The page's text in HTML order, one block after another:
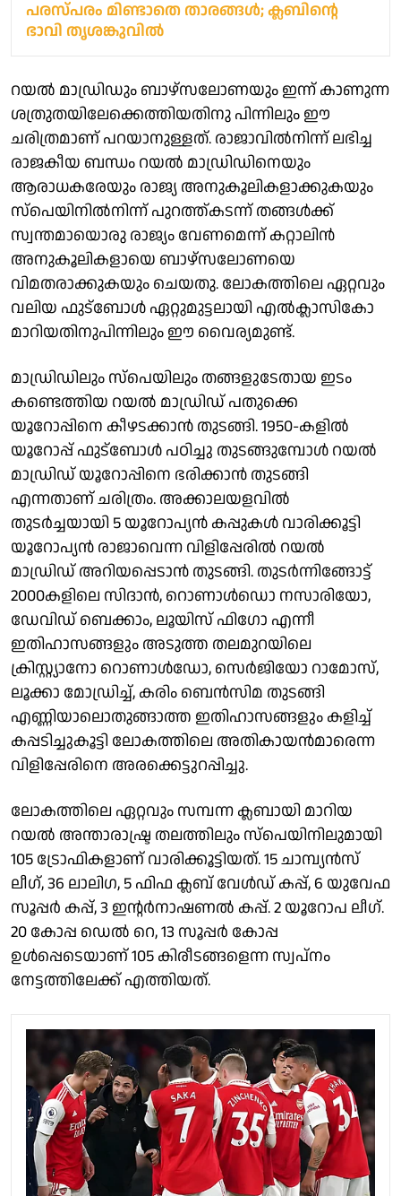
പരസ്പരം മിണ്ടാതെ താരങ്ങൾ; ക്ലബിന്റെ
ഭാവി തൃശങ്കുവിൽ
റയൽ മാഡ്രിഡും ബാഴ്സലോണയും ഇന്ന് കാണുന്ന
ശത്രുതയിലേക്കെത്തിയതിനു പിന്നിലും ഈ
ചരിത്രമാണ് പറയാനുള്ളത്. രാജാവിൽനിന്ന് ലഭിച്ച
രാജകീയ ബന്ധം റയൽ മാഡ്രിഡിനെയും
ആരാധകരേയും രാജ്യ അനുകൂലികളാക്കുകയും
സ്പെയിനിൽനിന്ന് പുറത്ത്കടന്ന് തങ്ങൾക്ക്
സ്വന്തമായൊരു രാജ്യം വേണമെന്ന് കറ്റാലിൻ
അനുകൂലികളായെ ബാഴ്സലോണയെ
വിമതരാക്കുകയും ചെയതു. ലോകത്തിലെ ഏറ്റവും
വലിയ ഫുട്ബോൾ ഏറ്റുമുട്ടലായി എൽക്ലാസികോ
മാറിയതിനുപിന്നിലും ഈ വൈര്യമുണ്ട്.
മാഡ്രിഡിലും സ്പെയിലും തങ്ങളുടേതായ ഇടം
കണ്ടെത്തിയ റയൽ മാഡ്രിഡ് പതുക്കെ
യൂറോപ്പിനെ കീഴടക്കാൻ തുടങ്ങി. 1950-കളിൽ
യൂറോപ്പ് ഫുട്ബോൾ പഠിച്ചു തുടങ്ങുമ്പോൾ റയൽ
മാഡ്രിഡ് യൂറോപ്പിനെ ഭരിക്കാൻ തുടങ്ങി
എന്നതാണ് ചരിത്രം. അക്കാലയളവിൽ
തുടർച്ചയായി 5 യൂറോപ്യൻ കപ്പുകൾ വാരിക്കൂട്ടി
യൂറോപ്യൻ രാജാവെന്ന വിളിപ്പേരിൽ റയൽ
മാഡ്രിഡ് അറിയപ്പെടാൻ തുടങ്ങി. തുടർന്നിങ്ങോട്ട്
2000കളിലെ സിദാന്‍, റൊണാള്‍ഡൊ നസാരിയോ,
ഡേവിഡ് ബെക്കാം, ലൂയിസ് ഫിഗോ എന്നീ
ഇതിഹാസങ്ങളും അടുത്ത തലമുറയിലെ
ക്രിസ്റ്റ്യാനോ റൊണാള്‍ഡോ, സെര്‍ജിയോ റാമോസ്,
ലൂക്കാ മോഡ്രിച്ച്, കരിം ബെന്‍സിമ തുടങ്ങി
എണ്ണിയാലൊതുങ്ങാത്ത ഇതിഹാസങ്ങളും കളിച്ച്
കപ്പടിച്ചുകൂട്ടി ലോകത്തിലെ അതികായൻമാരെന്ന
വിളിപ്പേരിനെ അരക്കെട്ടുറപ്പിച്ചു.
ലോകത്തിലെ ഏറ്റവും സമ്പന്ന ക്ലബായി മാറിയ
റയൽ അന്താരാഷ്ട്ര തലത്തിലും സ്‌പെയിനിലുമായി
105 ട്രോഫികളാണ് വാരിക്കൂട്ടിയത്. 15 ചാമ്പ്യന്‍സ്
ലീഗ്, 36 ലാലിഗ, 5 ഫിഫ ക്ലബ് വേള്‍ഡ് കപ്പ്, 6 യുവേഫ
സൂപ്പര്‍ കപ്പ്, 3 ഇന്റര്‍നാഷണല്‍ കപ്പ്. 2 യൂറോപ ലീഗ്.
20 കോപ്പ ഡെല്‍ റെ, 13 സൂപ്പര്‍ കോപ്പ
ഉള്‍പ്പെടെയാണ് 105 കിരീടങ്ങളെന്ന സ്വപ്നം
നേട്ടത്തിലേക്ക് എത്തിയത്.